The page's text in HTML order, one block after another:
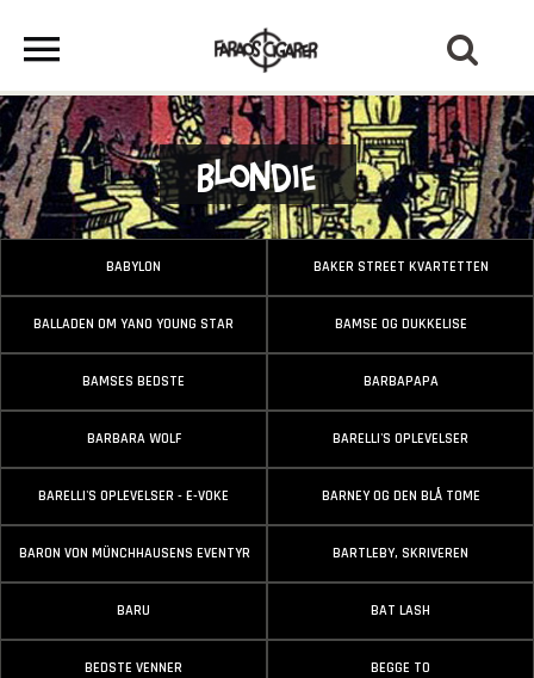
Blondie
BABYLON BAKER STREET KVARTETTEN
BALLADEN OM YANO YOUNG STAR BAMSE OG DUKKELISE
BAMSES BEDSTE BARBAPAPA
BARBARA WOLF BARELLI'S OPLEVELSER
BARELLI'S OPLEVELSER - E-VOKE BARNEY OG DEN BLÅ TOME
BARON VON MÜNCHHAUSENS EVENTYR BARTLEBY, SKRIVEREN
BARU BAT LASH
BEDSTE VENNER BEGGE TO